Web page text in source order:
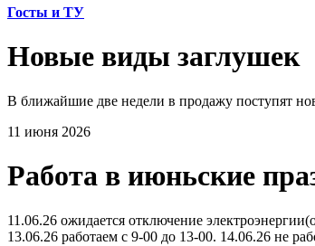
Госты и ТУ
Новые виды заглушек
В ближайшие две недели в продажу поступят
11 июня 2026
Работа в июньские
11.06.26 ожидается отключение
13.06.26 работаем с 9-00 до 13-00. 14.06.26 не